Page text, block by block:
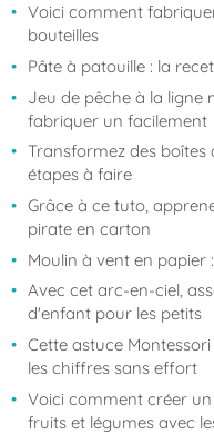
Voici comment
bouteilles
Pâte à patouille : la
Jeu de pêche à la ligne
fabriquer un facilement
Transformez des boîtes
étapes à faire
Grâce à ce tuto,
pirate en carton
Moulin à vent en
Avec cet arc-en-ciel,
d'enfant pour les petits
Cette astuce
les chiffres sans effort
Voici comment créer
fruits et légumes avec